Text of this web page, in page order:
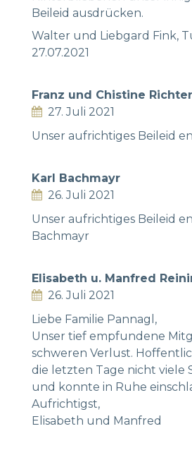
Beileid ausdrücken.
Walter und Liebgard Fink,
27.07.2021
Franz und Chistine Richter
27. Juli 2021
Unser aufrichtiges Beileid
Karl Bachmayr
26. Juli 2021
Unser aufrichtiges Beileid
Bachmayr
Elisabeth u. Manfred
26. Juli 2021
Liebe Familie Pannagl,
Unser tief empfundene
schweren Verlust.
die letzten Tage nicht viele
und konnte in Ruhe
Aufrichtigst,
Elisabeth und Manfred